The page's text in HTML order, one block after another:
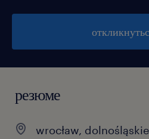
резюме
wrocław, dolnośląskie